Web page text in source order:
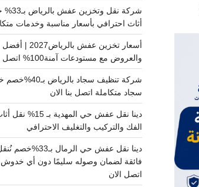
شركة نقل
أثاث احترافي بأسعار مناسبة وخدمات
أسعار تخزين عفش
والعروض مع مستودعات آمنة100% اتصل الان
شركة تنظيف سجاد
سجاد متكاملة اتصل بنا الان
دينا نقل عفش حي
الفك والتركيب والتغليف الاحترافي
دينا نقل عفش حي الرمال
فائقة لضمان وصوله سليمًا دون أي خدوش
اتصل الان